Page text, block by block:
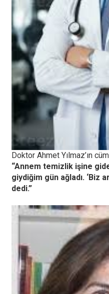
Doktor Ahmet Yılmaz’ın
“Annem temizlik işine
giydiğim gün ağladı. ‘Biz
dedi.”